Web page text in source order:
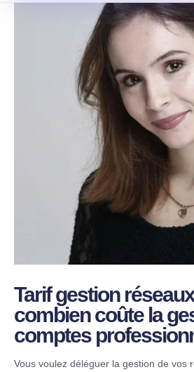
Tarif gestion
combien coûte la
comptes
Vous voulez déléguer la gestion de vos